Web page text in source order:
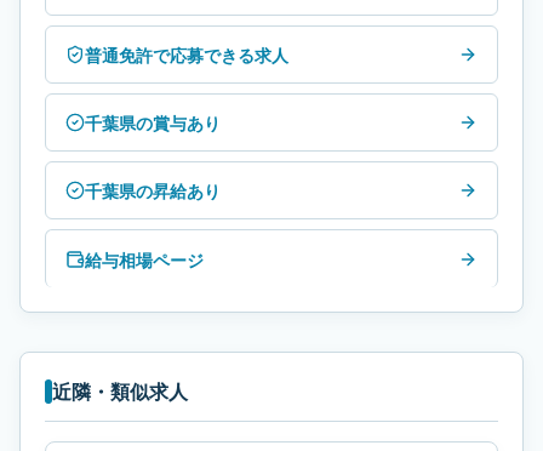
普通免許で応募できる求人
千葉県の賞与あり
千葉県の昇給あり
給与相場ページ
近隣・類似求人